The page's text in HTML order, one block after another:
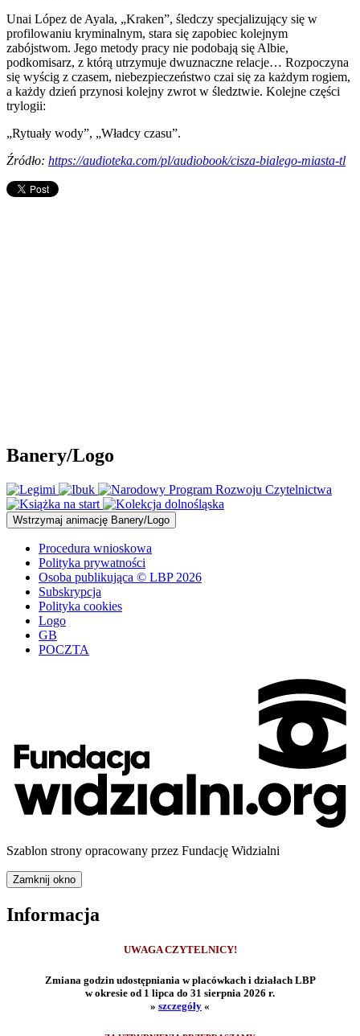
Unai López de Ayala, „Kraken”, śledczy specjalizujący się w
profilowaniu kryminalnym, stara się zapobiec kolejnym
zabójstwom. Jego metody pracy nie podobają się Albie,
podkomisarz, z którą utrzymuje dwuznaczne relacje… Rozpoczyna
się wyścig z czasem, niebezpieczeństwo czai się za każdym rogiem,
a każdy dzień przynosi kolejny zwrot w śledztwie. Kolejne części
trylogii:
„Rytuały wody”, „Władcy czasu”.
Źródło: https://audioteka.com/pl/audiobook/cisza-bialego-miasta-tl
Banery/Logo
Wstrzymaj animację Banery/Logo
Procedura wnioskowa
Polityka prywatności
Osoba publikująca © LBP 2026
Subskrypcja
Polityka cookies
Logo
GB
POCZTA
Szablon strony opracowany przez Fundację Widzialni
Zamknij okno
Informacja
UWAGA CZYTELNICY!
Zmiana godzin udostępniania w placówkach i działach LBP
w okresie od 1 lipca do 31 sierpnia 2026 r.
» szczegóły «